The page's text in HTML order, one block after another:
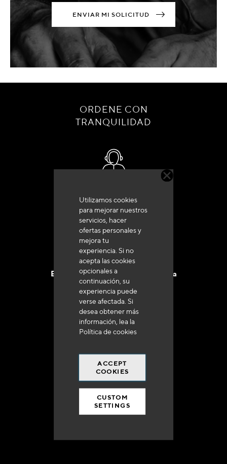
Utilizamos cookies
para mejorar nuestros
servicios, hacer
ofertas personales y
mejora tu
experiencia. Si no
acepta las cookies
opcionales a
continuación, su
experiencia puede
verse afectada. Si
desea obtener más
información, lea la
Política de cookies
ACCEPT
COOKIES
CUSTOM
SETTINGS
ENVIAR MI SOLICITUD
ORDENE CON
TRANQUILIDAD
+33 (0)4 79 72 62 22 Pulse 1
Entrega en 48 a 72 horas en Francia
a 250 euros*